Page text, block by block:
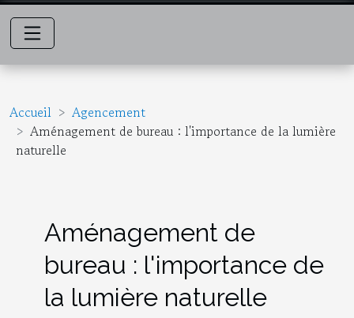
Accueil
Agencement
Aménagement de bureau : l'importance de la lumière
naturelle
Aménagement de
bureau : l'importance de
la lumière naturelle